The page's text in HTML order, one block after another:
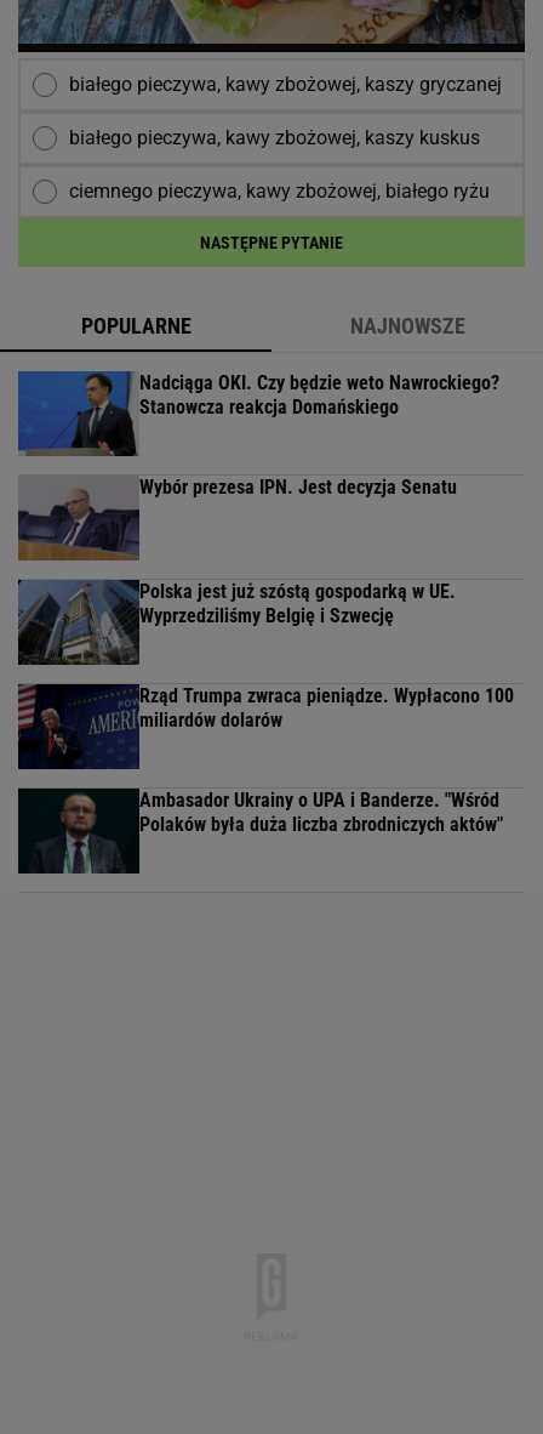
białego pieczywa, kawy zbożowej, kaszy gryczanej
białego pieczywa, kawy zbożowej, kaszy kuskus
ciemnego pieczywa, kawy zbożowej, białego ryżu
NASTĘPNE PYTANIE
POPULARNE NAJNOWSZE
Nadciąga OKI. Czy będzie weto Nawrockiego?
Stanowcza reakcja Domańskiego
Wybór prezesa IPN. Jest decyzja Senatu
Polska jest już szóstą gospodarką w UE.
Wyprzedziliśmy Belgię i Szwecję
Rząd Trumpa zwraca pieniądze. Wypłacono 100
miliardów dolarów
Ambasador Ukrainy o UPA i Banderze. "Wśród
Polaków była duża liczba zbrodniczych aktów"